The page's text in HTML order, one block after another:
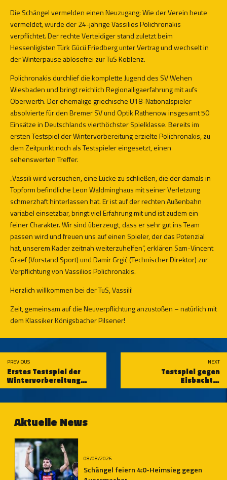
Die Schängel vermelden einen Neuzugang: Wie der Verein heute
vermeldet, wurde der 24-jährige Vassilios Polichronakis
verpflichtet. Der rechte Verteidiger stand zuletzt beim
Hessenligisten Türk Gücü Friedberg unter Vertrag und wechselt in
der Winterpause ablösefrei zur TuS Koblenz.
Polichronakis durchlief die komplette Jugend des SV Wehen
Wiesbaden und bringt reichlich Regionalligaerfahrung mit aufs
Oberwerth. Der ehemalige griechische U18-Nationalspieler
absolvierte für den Bremer SV und Optik Rathenow insgesamt 50
Einsätze in Deutschlands vierthöchster Spielklasse. Bereits im
ersten Testspiel der Wintervorbereitung erzielte Polichronakis, zu
dem Zeitpunkt noch als Testspieler eingesetzt, einen
sehenswerten Treffer.
„Vassili wird versuchen, eine Lücke zu schließen, die der damals in
Topform befindliche Leon Waldminghaus mit seiner Verletzung
schmerzhaft hinterlassen hat. Er ist auf der rechten Außenbahn
variabel einsetzbar, bringt viel Erfahrung mit und ist zudem ein
feiner Charakter. Wir sind überzeugt, dass er sehr gut ins Team
passen wird und freuen uns auf einen Spieler, der das Potenzial
hat, unserem Kader zeitnah weiterzuhelfen“, erklären Sam-Vincent
Graef (Vorstand Sport) und Damir Grgić (Technischer Direktor) zur
Verpflichtung von Vassilios Polichronakis.
Herzlich willkommen bei der TuS, Vassili!
Zeit, gemeinsam auf die Neuverpflichtung anzustoßen – natürlich mit
dem Klassiker Königsbacher Pilsener!
PREVIOUS
Erstes Testspiel der
Wintervorbereitung
gegen FC TuBa Pohlheim
NEXT
Testspiel gegen
Eisbachtal
witterungsbedingt
Aktuelle News
08/08/2026
Schängel feiern 4:0-Heimsieg gegen